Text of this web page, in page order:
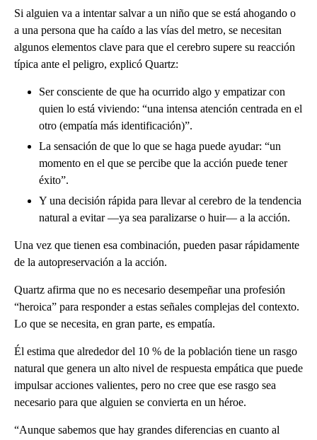
Si alguien va a intentar salvar a un niño que se está ahogando o
a una persona que ha caído a las vías del metro, se necesitan
algunos elementos clave para que el cerebro supere su reacción
típica ante el peligro, explicó Quartz:
Ser consciente de que ha ocurrido algo y empatizar con
quien lo está viviendo: “una intensa atención centrada en el
otro (empatía más identificación)”.
La sensación de que lo que se haga puede ayudar: “un
momento en el que se percibe que la acción puede tener
éxito”.
Y una decisión rápida para llevar al cerebro de la tendencia
natural a evitar —ya sea paralizarse o huir— a la acción.
Una vez que tienen esa combinación, pueden pasar rápidamente
de la autopreservación a la acción.
Quartz afirma que no es necesario desempeñar una profesión
“heroica” para responder a estas señales complejas del contexto.
Lo que se necesita, en gran parte, es empatía.
Él estima que alrededor del 10 % de la población tiene un rasgo
natural que genera un alto nivel de respuesta empática que puede
impulsar acciones valientes, pero no cree que ese rasgo sea
necesario para que alguien se convierta en un héroe.
“Aunque sabemos que hay grandes diferencias en cuanto al